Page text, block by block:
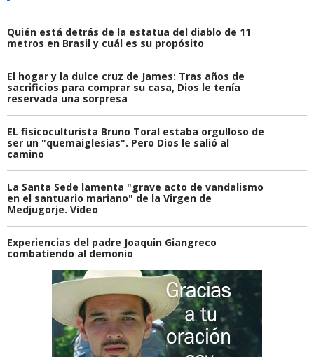
Quién está detrás de la estatua del diablo de 11
metros en Brasil y cuál es su propósito
El hogar y la dulce cruz de James: Tras años de
sacrificios para comprar su casa, Dios le tenía
reservada una sorpresa
EL fisicoculturista Bruno Toral estaba orgulloso de
ser un "quemaiglesias". Pero Dios le salió al
camino
La Santa Sede lamenta "grave acto de vandalismo
en el santuario mariano" de la Virgen de
Medjugorje. Video
Experiencias del padre Joaquin Giangreco
combatiendo al demonio